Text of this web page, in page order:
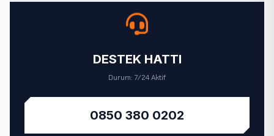
DESTEK HATTI
Durum: 7/24 Aktif
0850 380 0202